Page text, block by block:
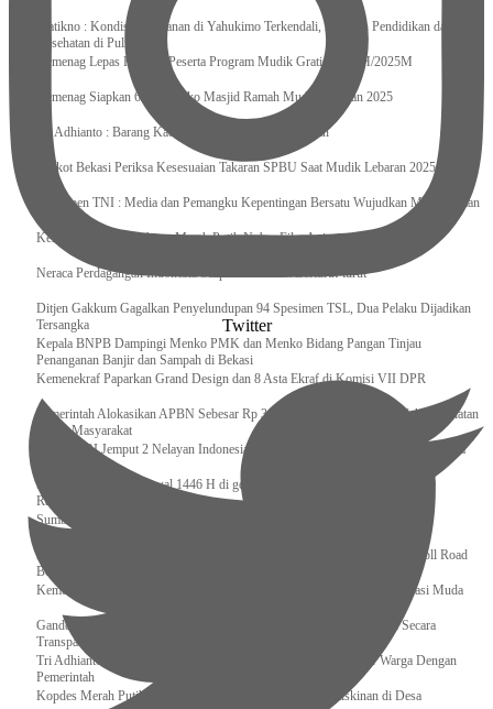
Pratikno : Kondisi Keamanan di Yahukimo Terkendali, Layanan Pendidikan dan
Kesehatan di Pulihkan
Kemenag Lepas Ratusan Peserta Program Mudik Gratis 1446 H/2025M
Kemenag Siapkan 6.180 Posko Masjid Ramah Mudik Lebaran 2025
Tri Adhianto : Barang Kadaluarsa Segera di Kembalikan
Walkot Bekasi Periksa Kesesuaian Takaran SPBU Saat Mudik Lebaran 2025
Kapuspen TNI : Media dan Pemangku Kepentingan Bersatu Wujudkan Mudik Aman
Kemenekraf Ajak Kabinet Merah Putih Nobar Film Animasi Jumbo
Neraca Perdagangan Indonesia Surplus 58 Bulan Berturut-turut
Ditjen Gakkum Gagalkan Penyelundupan 94 Spesimen TSL, Dua Pelaku Dijadikan
Tersangka
Kepala BNPB Dampingi Menko PMK dan Menko Bidang Pangan Tinjau
Penanganan Banjir dan Sampah di Bekasi
Kemenekraf Paparkan Grand Design dan 8 Asta Ekraf di Komisi VII DPR
Pemerintah Alokasikan APBN Sebesar Rp 3,4 Triliun untuk Program Cek Kesehatan
Gratis Masyarakat
Bakamla RI Jemput 2 Nelayan Indonesia di Perbatasan Terluar Indonesia Malaysia
Sidang Isbat Awal Syawal 1446 H di gelar oleh Kementerian Agama pada 29
Ramadan
Sumber Daya Adalah Tantangan Penanganan Darurat Bencana di Daerah
Dukung Kelancaran Lalu Lintas Libur Idul Fitri 1446h / 2025m, Waskita Toll Road
Berlakukan Diskon Tarif Sebesar 20%
Kemenekraf – Kemeninves Perkuat Sinergi Demi Lapangan Kerja Generasi Muda
Gandeng KPK , Gus Ipul Memastikan Penyaluran Bansos Dilakukan Secara
Transparan dan Tepat Sasaran
Tri Adhianto Katakan : Tarling Sebagai Sarana Komunikasi Antar Warga Dengan
Pemerintah
Kopdes Merah Putih Instrumen Penting Pengentasan Kemiskinan di Desa
Twitter